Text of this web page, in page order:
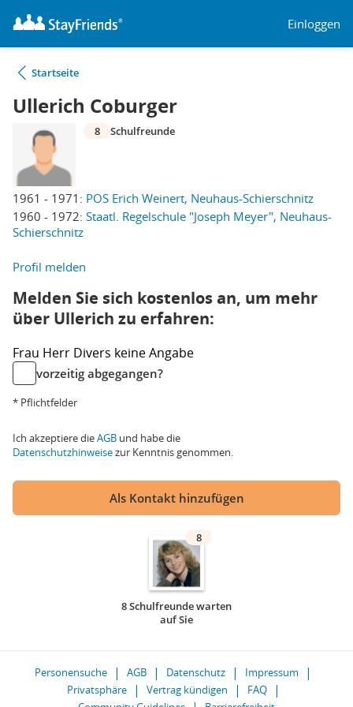
Einloggen
Startseite
Ullerich Coburger
1961 - 1971: POS Erich Weinert, Neuhaus-Schierschnitz
1960 - 1972: Staatl. Regelschule "Joseph Meyer", Neuhaus-
Schierschnitz
8 Schulfreunde
Profil melden
Melden Sie sich kostenlos an, um mehr
über Ullerich zu erfahren:
Frau Herr Divers keine Angabe
vorzeitig abgegangen?
* Pflichtfelder
Ich akzeptiere dieAGB und habe die
Datenschutzhinweisezur Kenntnis genommen.
Als Kontakt hinzufügen
8
8 Schulfreunde warten
auf Sie
Personensuche AGB Datenschutz
Impressum
Privatsphäre
Vertrag kündigen
FAQ